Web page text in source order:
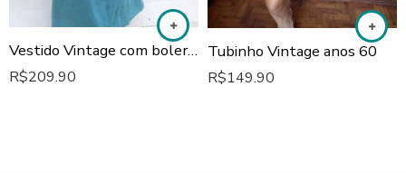
Vestido Vintage com bolero anos 60
R$209.90
Tubinho Vintage anos 60
R$149.90